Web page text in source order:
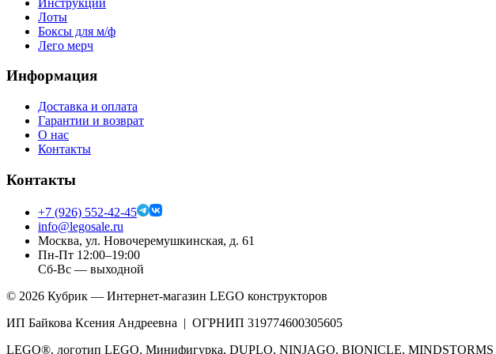
Лоты
Боксы для м/ф
Лего мерч
Информация
Доставка и оплата
Гарантии и возврат
О нас
Контакты
Контакты
+7 (926) 552-42-45
info@legosale.ru
Москва, ул. Новочеремушкинская, д. 61
Пн-Пт 12:00–19:00
Сб-Вс — выходной
© 2026 Кубрик — Интернет-магазин LEGO конструкторов
ИП Байкова Ксения Андреевна | ОГРНИП 319774600305605
LEGO®, логотип LEGO, Минифигурка, DUPLO, NINJAGO, BIONICLE, MINDSTORMS